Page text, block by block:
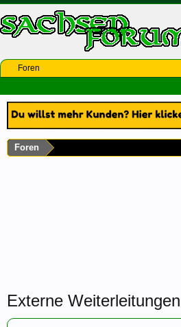
Foren
Externe Weiterleitungen
Foren